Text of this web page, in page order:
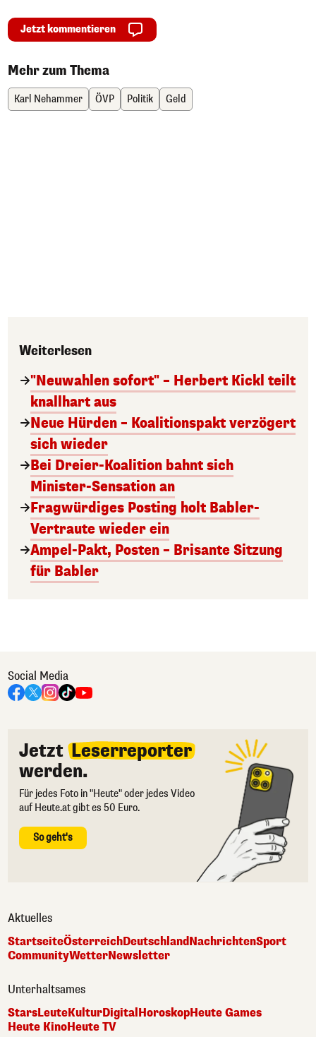
Jetzt kommentieren
Mehr zum Thema
Karl Nehammer ÖVP Politik Geld
Weiterlesen
"Neuwahlen sofort" – Herbert Kickl teilt
knallhart aus
Neue Hürden – Koalitionspakt verzögert
sich wieder
Bei Dreier-Koalition bahnt sich
Minister-Sensation an
Fragwürdiges Posting holt Babler-
Vertraute wieder ein
Ampel-Pakt, Posten – Brisante Sitzung
für Babler
Social Media
Jetzt Leserreporter
werden.
Für jedes Foto in "Heute" oder jedes Video
auf Heute.at gibt es 50 Euro.
So geht's
Aktuelles
StartseiteÖsterreichDeutschlandNachrichtenSport
CommunityWetterNewsletter
Unterhaltsames
StarsLeuteKulturDigitalHoroskopHeute Games
Heute KinoHeute TV